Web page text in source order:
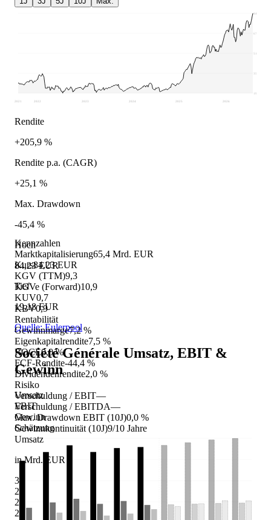
Kennzahlen
Marktkapitalisierung65,4 Mrd. EUR
Kurs84,23 EUR
KGV (TTM)9,3
KGVe (Forward)10,9
KUV0,7
KBV0,9
Rentabilität
Gewinnmarge7,2 %
Eigenkapitalrendite7,5 %
ROCE0,0 %
FCF-Rendite-44,4 %
Dividendenrendite2,0 %
Risiko
Verschuldung / EBIT—
Verschuldung / EBITDA—
Max. Drawdown EBIT (10J)0,0 %
Gewinnkontinuität (10J)9/10 Jahre
Umsatz
in Mrd. EUR
32
28
24
20
19,18
35,44
51,7
67,97
84,23
2021 2022 2023 2024 2025 2026
Rendite
+205,9 %
Rendite p.a. (CAGR)
+25,1 %
Max. Drawdown
-45,4 %
Hoch
84,23 EUR
Tief
19,18 EUR
Quelle: Eulerpool
Société Générale Umsatz, EBIT &
Gewinn
Umsatz
EBIT
Gewinn
Schätzung